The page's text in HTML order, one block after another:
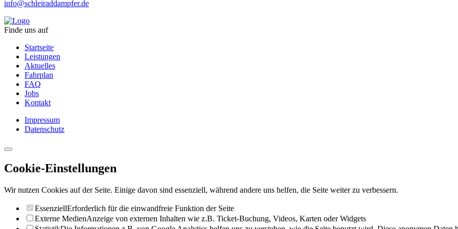
info@schleiraddampfer.de
Finde uns auf
Startseite
Leistungen
Aktuelles
Fahrplan
FAQ
Jobs
Kontakt
Impressum
Datenschutz
Cookie-Einstellungen
Wir nutzen Cookies auf der Seite. Einige davon sind essenziell, während andere uns helfen, die Seite weiter zu verbessern.
EssenziellErforderlich für die einwandfreie Funktion der Seite
Externe MedienAnzeige von externen Inhalten wie z.B. Ticket-Buchung, Videos, Karten oder Widgets